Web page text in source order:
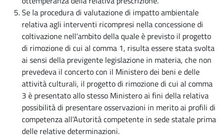
Se la procedura di valutazione di impatto ambientale
relativa agli interventi ricompresi nella concessione di
coltivazione nell’ambito della quale è previsto il progetto
di rimozione di cui al comma 1, risulta essere stata svolta
ai sensi della previgente legislazione in materia, che non
prevedeva il concerto con il Ministero dei beni e delle
attività culturali, il progetto di rimozione di cui al comma
3 è presentato allo stesso Ministero ai fini della relativa
possibilità di presentare osservazioni in merito ai profili di
competenza all’Autorità competente in sede statale prima
delle relative determinazioni.